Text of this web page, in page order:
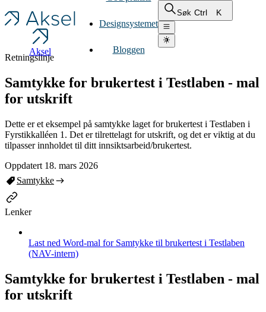
Aksel
Designsystemet
Bloggen
Søk Ctrl K
Retningslinje
Samtykke for brukertest i Testlaben - mal
for utskrift
Dette er et eksempel på samtykke laget for brukertest i Testlaben i
Fyrstikkalléen 1. Det er tilrettelagt for utskrift, og det er viktig at du
tilpasser innholdet til ditt innsiktsarbeid/brukertest.
Oppdatert 18. mars 2026
Samtykke
Lenker
Last ned Word-mal for Samtykke til brukertest i Testlaben
(NAV-intern)
Samtykke for brukertest i Testlaben - mal
for utskrift